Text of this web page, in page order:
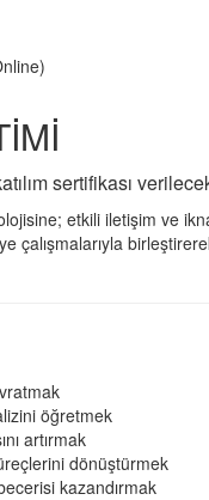
sertifikası
etkili iletişim ve
öğretmek
artırmak
dönüştürmek
kazandırmak